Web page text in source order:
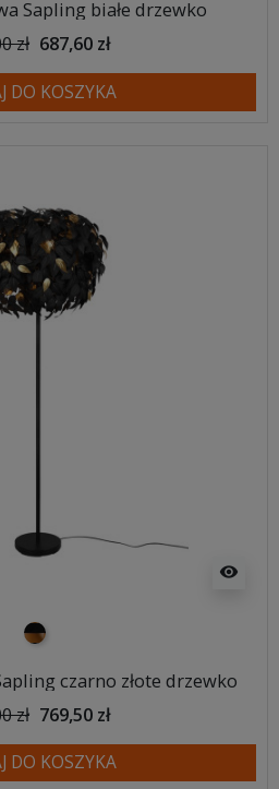
Sapling białe drzewko
zł 687,60 zł
DO KOSZYKA
visibility
czarno złoty
czarno złote drzewko
zł 769,50 zł
DO KOSZYKA